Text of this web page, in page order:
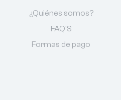
¿Quiénes somos?
FAQ'S
Formas de pago